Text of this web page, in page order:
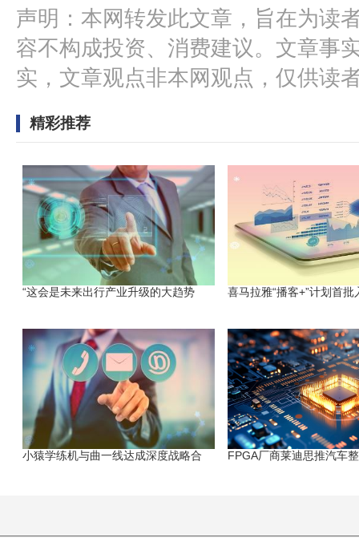
声明：本网转发此文章，旨在为读
容不构成投资、消费建议。文章事
实，文章观点非本网观点，仅供读
精彩推荐
“这会是未来出行产业升级的大趋势 喜马拉雅“播客+”计划首批
小猿学练机与曲一线达成深度战略合 FPGA厂商莱迪思推汽车